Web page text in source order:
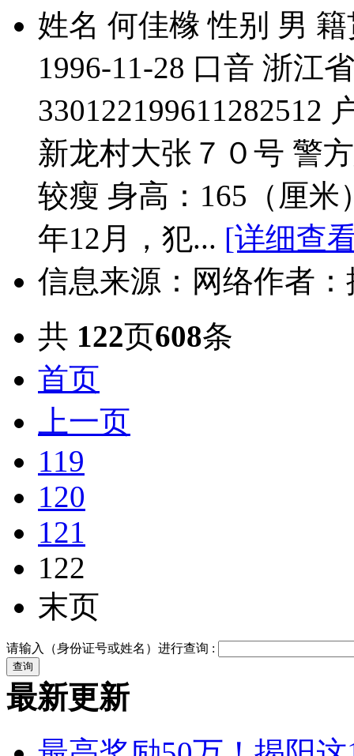
姓名 何佳橼 性别 男
1996-11-28 口音 浙江
330122199611282512
新龙村大张７０号 警
较瘦 身高：165（厘米
年12月，犯... [详细查
信息来源：网络作者：
共 122页608条
首页
上一页
119
120
121
122
末页
请输入（身份证号或姓名）进行查询 :
最新更新